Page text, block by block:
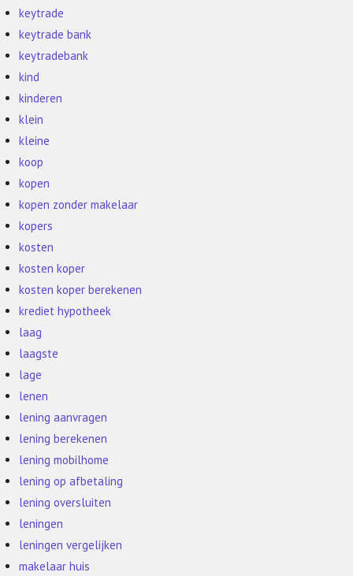
keytrade
keytrade bank
keytradebank
kind
kinderen
klein
kleine
koop
kopen
kopen zonder makelaar
kopers
kosten
kosten koper
kosten koper berekenen
krediet hypotheek
laag
laagste
lage
lenen
lening aanvragen
lening berekenen
lening mobilhome
lening op afbetaling
lening oversluiten
leningen
leningen vergelijken
makelaar huis